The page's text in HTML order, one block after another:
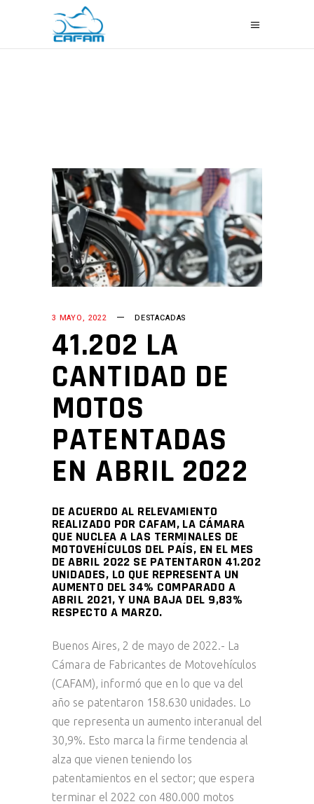
3 MAYO, 2022 DESTACADAS
41.202 LA
CANTIDAD DE
MOTOS
PATENTADAS
EN ABRIL 2022
DE ACUERDO AL RELEVAMIENTO
REALIZADO POR CAFAM, LA CÁMARA
QUE NUCLEA A LAS TERMINALES DE
MOTOVEHÍCULOS DEL PAÍS, EN EL MES
DE ABRIL 2022 SE PATENTARON 41.202
UNIDADES, LO QUE REPRESENTA UN
AUMENTO DEL 34% COMPARADO A
ABRIL 2021, Y UNA BAJA DEL 9,83%
RESPECTO A MARZO.
Buenos Aires, 2 de mayo de 2022.- La
Cámara de Fabricantes de Motovehículos
(CAFAM), informó que en lo que va del
año se patentaron 158.630 unidades. Lo
que representa un aumento interanual del
30,9%. Esto marca la firme tendencia al
alza que vienen teniendo los
patentamientos en el sector; que espera
terminar el 2022 con 480.000 motos